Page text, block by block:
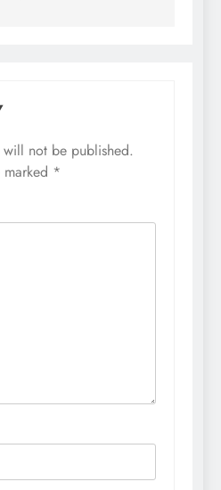
will not be published.
*